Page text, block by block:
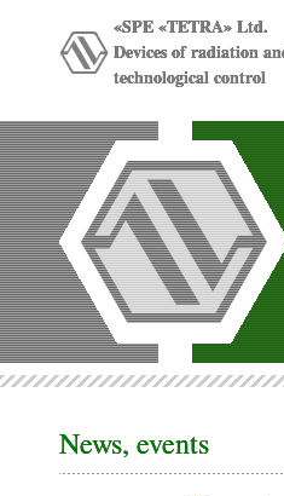
«SPE «TETRA» Ltd.
Devices of radiation
technological control
News, events